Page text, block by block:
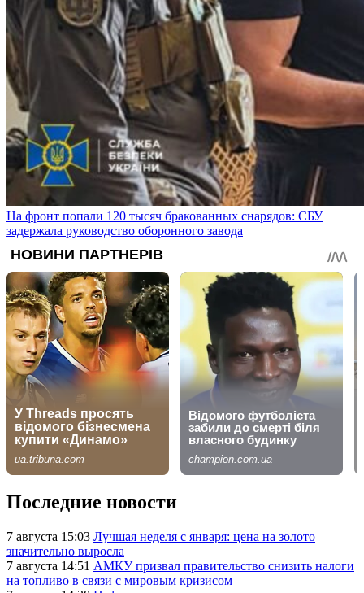
На фронт попали 120 тысяч бракованных снарядов: СБУ
задержала руководство оборонного завода
Последние новости
7 августа 15:03 Лучшая неделя с января: цена на золото
значительно выросла
7 августа 14:51 АМКУ призвал правительство снизить налоги
на топливо в связи с мировым кризисом